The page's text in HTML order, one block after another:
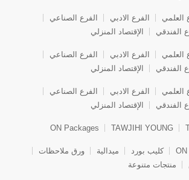
العلمي الفرع الادبي
الفرع الصناعي
الفندقي الإقتصاد المنزلي
العلمي الفرع الادبي
الفرع الصناعي
الفندقي الإقتصاد المنزلي
العلمي الفرع الادبي
الفرع الصناعي
الفندقي الإقتصاد المنزلي
TAWJIHI YOUNG
ON Packages
كليب بورد ميدالية
ورق ملاحظات
منتجات متنوعة